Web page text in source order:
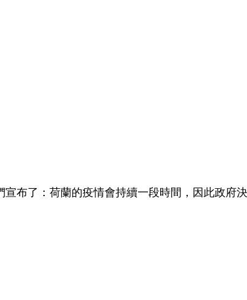
布了：荷蘭的疫情會持續一段時間，因此政府